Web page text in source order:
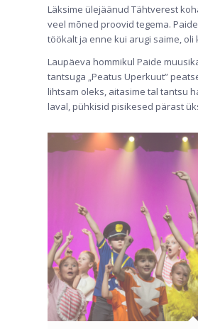
Läksime ülejäänud Tähtverest
veel mõned proovid tegema.
töökalt ja enne kui arugi saime, oli
Laupäeva hommikul Paide
tantsuga „Peatus Uperkuut”
lihtsam oleks, aitasime tal tantsu
laval, pühkisid pisikesed pärast